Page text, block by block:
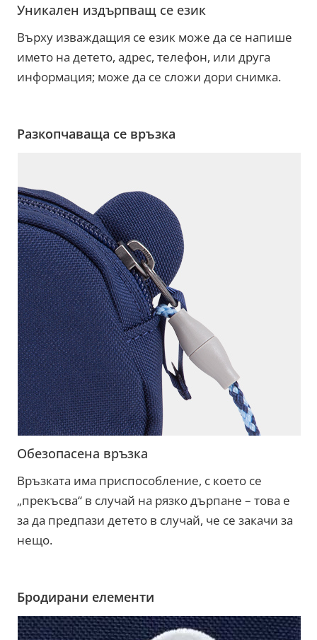
Уникален издърпващ се език
Върху изваждащия се език може да се напише
името на детето, адрес, телефон, или друга
информация; може да се сложи дори снимка.
Разкопчаваща се връзка
Обезопасена връзка
Връзката има приспособление, с което се
„прекъсва“ в случай на рязко дърпане – това е
за да предпази детето в случай, че се закачи за
нещо.
Бродирани елементи